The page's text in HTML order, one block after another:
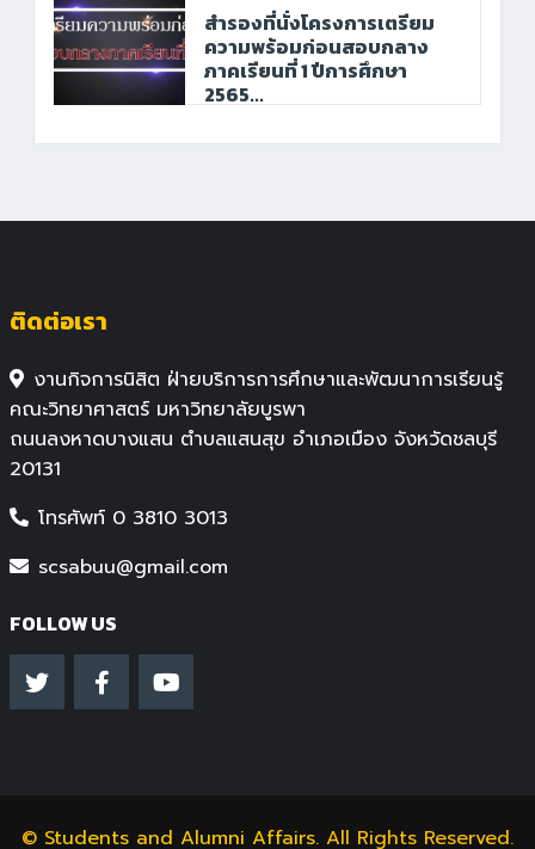
สำรองที่นั่งโครงการเตรียม
ความพร้อมก่อนสอบกลาง
ภาคเรียนที่ 1 ปีการศึกษา
2565...
ติดต่อเรา
งานกิจการนิสิต ฝ่ายบริการการศึกษาและพัฒนาการเรียนรู้
คณะวิทยาศาสตร์ มหาวิทยาลัยบูรพา
ถนนลงหาดบางแสน ตำบลแสนสุข อำเภอเมือง จังหวัดชลบุรี
20131
โทรศัพท์ 0 3810 3013
scsabuu@gmail.com
FOLLOW US
© Students and Alumni Affairs. All Rights Reserved.